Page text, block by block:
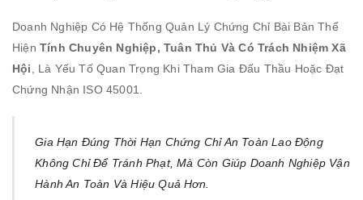
Doanh Nghiệp Có Hệ Thống Quản Lý Chứng Chỉ Bài Bản Thể
Hiện Tính Chuyên Nghiệp, Tuân Thủ Và Có Trách Nhiệm Xã
Hội
, Là Yếu Tố Quan Trọng Khi Tham Gia Đấu Thầu Hoặc Đạt
Chứng Nhận ISO 45001.
Gia Hạn Đúng Thời Hạn Chứng Chỉ An Toàn Lao Động
Không Chỉ Để Tránh Phạt, Mà Còn Giúp Doanh Nghiệp Vận
Hành An Toàn Và Hiệu Quả Hơn.